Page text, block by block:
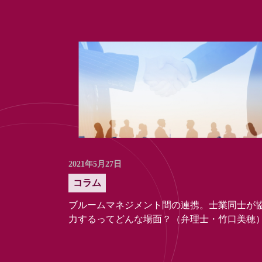
2021年5月27日
コラム
ブルームマネジメント間の連携。士業同士が
力するってどんな場面？（弁理士・竹口美穂